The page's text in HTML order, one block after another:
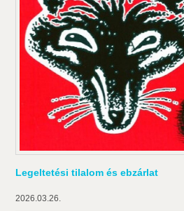
Legeltetési tilalom és ebzárlat
2026.03.26.